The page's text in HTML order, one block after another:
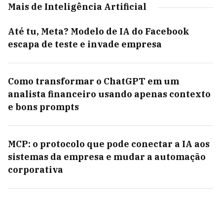
Mais de Inteligência Artificial
Até tu, Meta? Modelo de IA do Facebook
escapa de teste e invade empresa
Como transformar o ChatGPT em um
analista financeiro usando apenas contexto
e bons prompts
MCP: o protocolo que pode conectar a IA aos
sistemas da empresa e mudar a automação
corporativa